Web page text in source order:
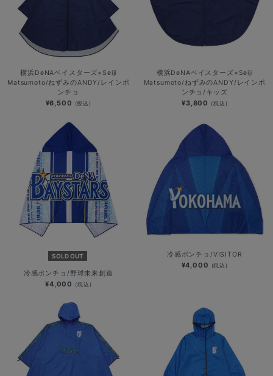
横浜DeNAベイスターズ×Seiji
Matsumoto/ねずみのANDY/レインポ
ンチョ
¥6,500 (税込)
横浜DeNAベイスターズ×Seiji
Matsumoto/ねずみのANDY/レインポ
ンチョ/キッズ
¥3,800 (税込)
SOLD OUT
冷感ポンチョ/野球未来創造
¥4,000 (税込)
冷感ポンチョ/VISITOR
¥4,000 (税込)